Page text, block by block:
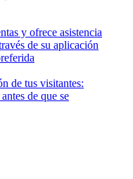
y ofrece asistencia
de su aplicación
de tus visitantes:
de que se